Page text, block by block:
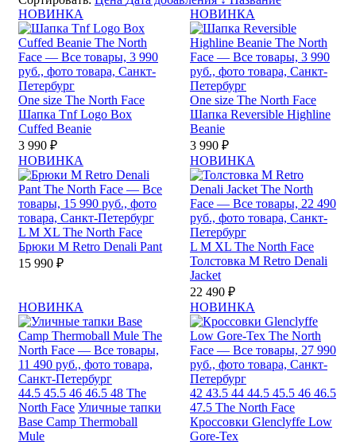
НОВИНКА
One size The North Face
Шапка Tnf Logo Box
Cuffed Beanie
3 990 ₽
НОВИНКА
One size The North Face
Шапка Reversible Highline
Beanie
3 990 ₽
НОВИНКА
L M XL The North Face
Брюки M Retro Denali Pant
15 990 ₽
НОВИНКА
L M XL The North Face
Толстовка M Retro Denali
Jacket
22 490 ₽
НОВИНКА
44.5 45.5 46 46.5 48 The
North Face Уличные тапки
Base Camp Thermoball
Mule
НОВИНКА
42 43.5 44 44.5 45.5 46 46.5
47.5 The North Face
Кроссовки Glenclyffe Low
Gore-Tex